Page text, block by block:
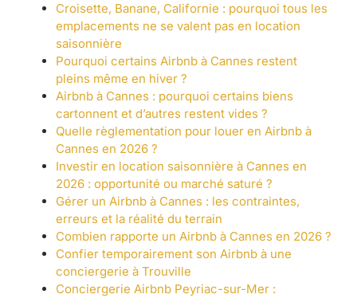
Croisette, Banane, Californie : pourquoi tous les
emplacements ne se valent pas en location
saisonnière
Pourquoi certains Airbnb à Cannes restent
pleins même en hiver ?
Airbnb à Cannes : pourquoi certains biens
cartonnent et d’autres restent vides ?
Quelle règlementation pour louer en Airbnb à
Cannes en 2026 ?
Investir en location saisonnière à Cannes en
2026 : opportunité ou marché saturé ?
Gérer un Airbnb à Cannes : les contraintes,
erreurs et la réalité du terrain
Combien rapporte un Airbnb à Cannes en 2026 ?
Confier temporairement son Airbnb à une
conciergerie à Trouville
Conciergerie Airbnb Peyriac-sur-Mer :